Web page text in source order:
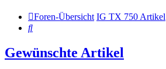
Foren-Übersicht IG TX 750 Artikel
Suche
Gewünschte Artikel